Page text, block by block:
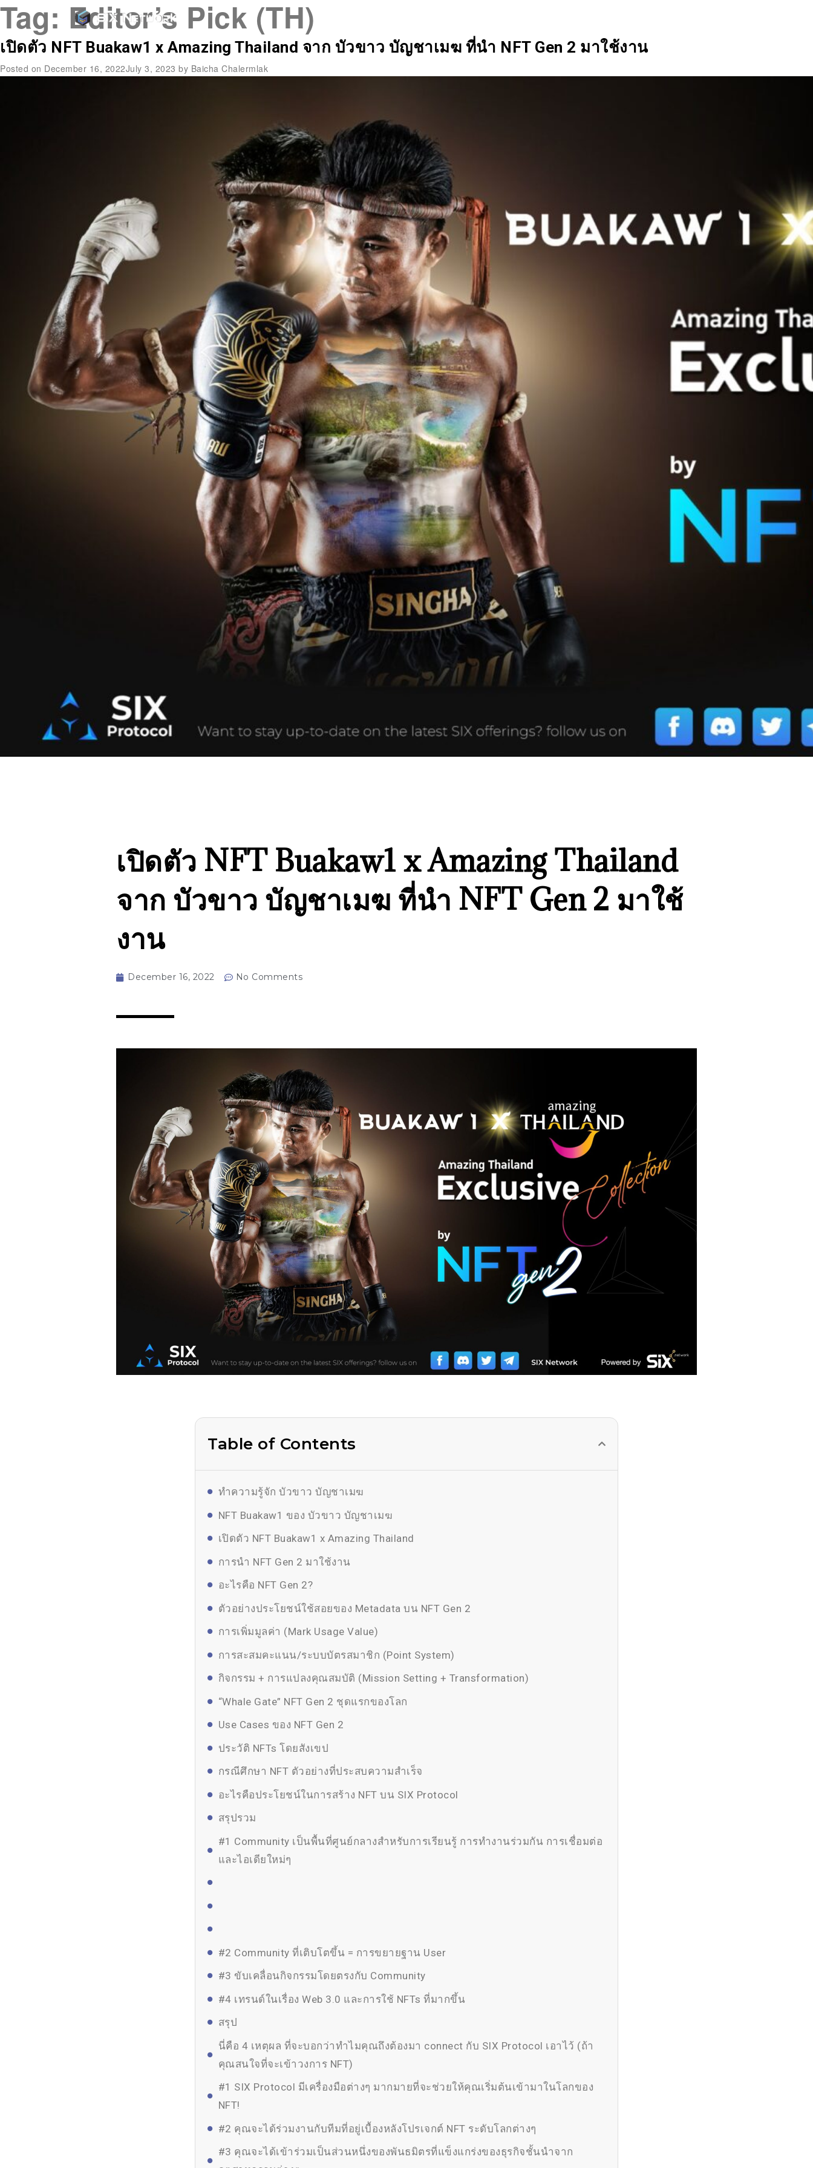
Tag: Editor’s Pick (TH)
เปิดตัว NFT Buakaw1 x Amazing Thailand จาก บัวขาว บัญชาเมฆ ที่นำ NFT Gen 2 มาใช้งาน
Posted on December 16, 2022July 3, 2023 by Baicha Chalermlak
เปิดตัว NFT Buakaw1 x Amazing Thailand
จาก บัวขาว บัญชาเมฆ ที่นำ NFT Gen 2 มาใช้
งาน
December 16, 2022 No Comments
Table of Contents
ทำความรู้จัก บัวขาว บัญชาเมฆ
NFT Buakaw1 ของ บัวขาว บัญชาเมฆ
เปิดตัว NFT Buakaw1 x Amazing Thailand
การนำ NFT Gen 2 มาใช้งาน
อะไรคือ NFT Gen 2?
ตัวอย่างประโยชน์ใช้สอยของ Metadata บน NFT Gen 2
การเพิ่มมูลค่า (Mark Usage Value)
การสะสมคะแนน/ระบบบัตรสมาชิก (Point System)
กิจกรรม + การแปลงคุณสมบัติ (Mission Setting + Transformation)
“Whale Gate” NFT Gen 2 ชุดแรกของโลก
Use Cases ของ NFT Gen 2
ประวัติ NFTs โดยสังเขป
กรณีศึกษา NFT ตัวอย่างที่ประสบความสำเร็จ
อะไรคือประโยชน์ในการสร้าง NFT บน SIX Protocol
สรุปรวม
#1 Community เป็นพื้นที่ศูนย์กลางสำหรับการเรียนรู้ การทำงานร่วมกัน การเชื่อมต่อ
และไอเดียใหม่ๆ
#2 Community ที่เติบโตขึ้น = การขยายฐาน User
#3 ขับเคลื่อนกิจกรรมโดยตรงกับ Community
#4 เทรนด์ในเรื่อง Web 3.0 และการใช้ NFTs ที่มากขึ้น
สรุป
นี่คือ 4 เหตุผล ที่จะบอกว่าทำไมคุณถึงต้องมา connect กับ SIX Protocol เอาไว้ (ถ้า
คุณสนใจที่จะเข้าวงการ NFT)
#1 SIX Protocol มีเครื่องมือต่างๆ มากมายที่จะช่วยให้คุณเริ่มต้นเข้ามาในโลกของ
NFT!
#2 คุณจะได้ร่วมงานกับทีมที่อยู่เบื้องหลังโปรเจกต์ NFT ระดับโลกต่างๆ
#3 คุณจะได้เข้าร่วมเป็นส่วนหนึ่งของพันธมิตรที่แข็งแกร่งของธุรกิจชั้นนำจาก